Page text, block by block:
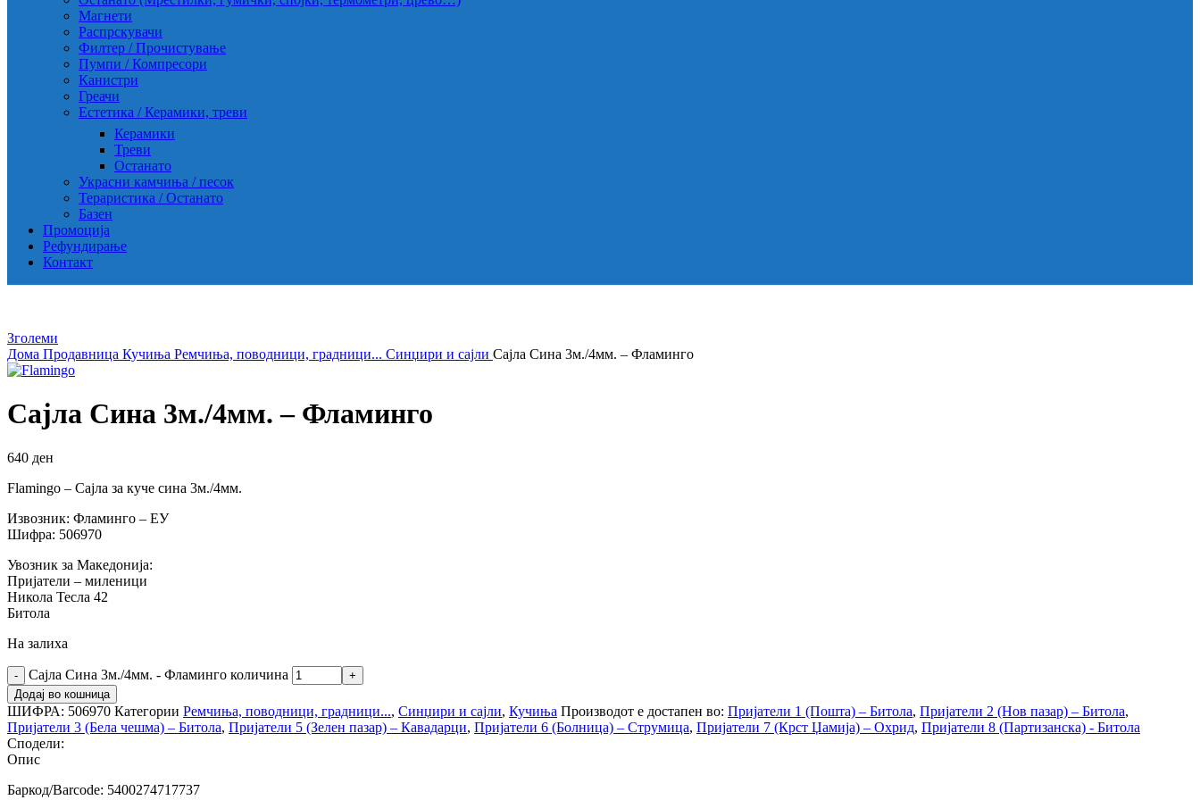
Магнети
Распрскувачи
Филтер / Прочистување
Пумпи / Компресори
Канистри
Греачи
Естетика / Керамики, треви
Керамики
Треви
Останато
Украсни камчиња / песок
Тераристика / Останато
Базен
Промоција
Рефундирање
Контакт
Зголеми
Дома Продавница Кучиња Ремчиња, поводници, градници... Синџири и сајли Сајла Сина 3м./4мм. – Фламинго
Сајла Сина 3м./4мм. – Фламинго
640 ден
Flamingo – Сајла за куче сина 3м./4мм.
Извозник: Фламинго – ЕУ
Шифра: 506970
Увозник за Македонија:
Пријатели – миленици
Никола Тесла 42
Битола
На залиха
Сајла Сина 3м./4мм. - Фламинго количина
Додај во кошница
ШИФРА: 506970 Категории Ремчиња, поводници, градници..., Синџири и сајли, Кучиња Производот е достапен во: Пријатели 1 (Пошта) – Битола, Пријатели 2 (Нов пазар) – Битола,
Пријатели 3 (Бела чешма) – Битола, Пријатели 5 (Зелен пазар) – Кавадарци, Пријатели 6 (Болница) – Струмица, Пријатели 7 (Крст Џамија) – Охрид, Пријатели 8 (Партизанска) - Битола
Сподели:
Опис
Баркод/Barcode: 5400274717737